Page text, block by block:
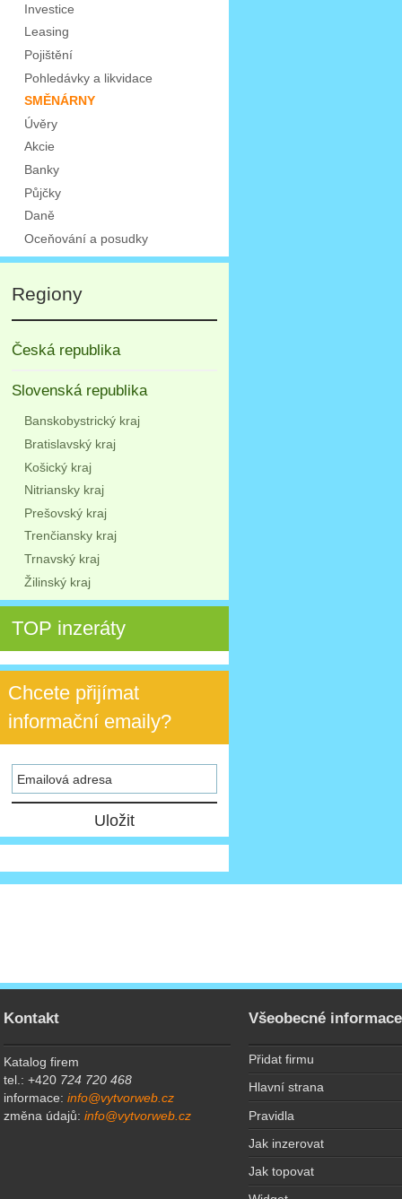
Investice
Leasing
Pojištění
Pohledávky a likvidace
SMĚNÁRNY
Úvěry
Akcie
Banky
Půjčky
Daně
Oceňování a posudky
Regiony
Česká republika
Slovenská republika
Banskobystrický kraj
Bratislavský kraj
Košický kraj
Nitriansky kraj
Prešovský kraj
Trenčiansky kraj
Trnavský kraj
Žilinský kraj
TOP inzeráty
Chcete přijímat
informační emaily?
Kontakt
Katalog firem
tel.: +420 724 720 468
informace:info@vytvorweb.cz
změna údajů:info@vytvorweb.cz
Všeobecné informace
Přidat firmu
Hlavní strana
Pravidla
Jak inzerovat
Jak topovat